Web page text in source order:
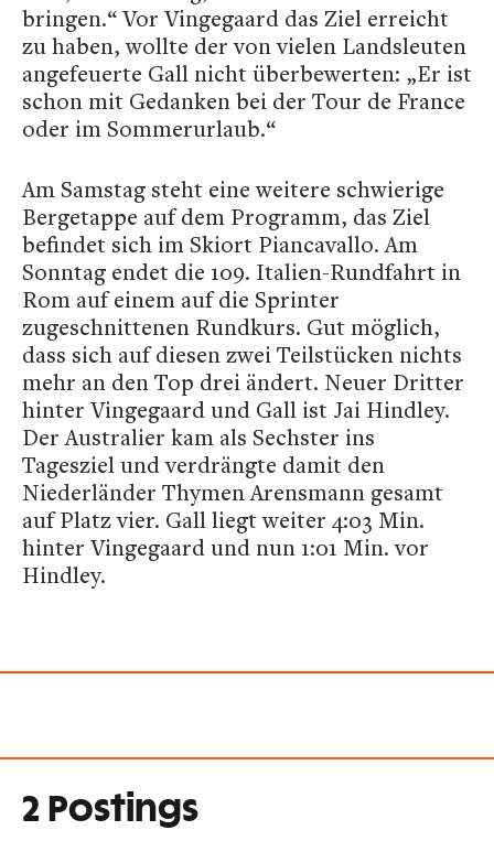
bringen.“ Vor Vingegaard das Ziel erreicht
zu haben, wollte der von vielen Landsleuten
angefeuerte Gall nicht überbewerten: „Er ist
schon mit Gedanken bei der Tour de France
oder im Sommerurlaub.“
Am Samstag steht eine weitere schwierige
Bergetappe auf dem Programm, das Ziel
befindet sich im Skiort Piancavallo. Am
Sonntag endet die 109. Italien-Rundfahrt in
Rom auf einem auf die Sprinter
zugeschnittenen Rundkurs. Gut möglich,
dass sich auf diesen zwei Teilstücken nichts
mehr an den Top drei ändert. Neuer Dritter
hinter Vingegaard und Gall ist Jai Hindley.
Der Australier kam als Sechster ins
Tagesziel und verdrängte damit den
Niederländer Thymen Arensmann gesamt
auf Platz vier. Gall liegt weiter 4:03 Min.
hinter Vingegaard und nun 1:01 Min. vor
Hindley.
2 Postings